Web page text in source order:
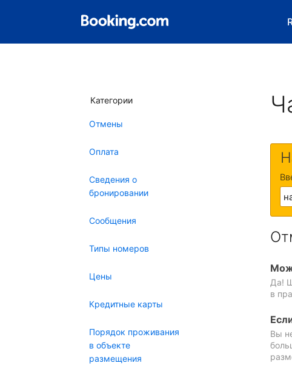
Категории
Отмены
Оплата
Сведения о
бронировании
Сообщения
Типы номеров
Цены
Кредитные карты
Порядок проживания
в объекте
размещения
Да!
в
Вы